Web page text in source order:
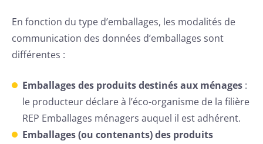
En fonction du type d’emballages, les modalités de
communication des données d’emballages sont
différentes :
Emballages des produits destinés aux ménages :
le producteur déclare à l’éco-organisme de la filière
REP Emballages ménagers auquel il est adhérent.
Emballages (ou contenants) des produits